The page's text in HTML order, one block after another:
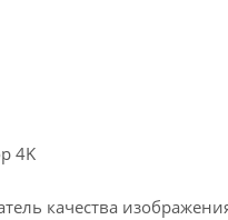
4K
качества